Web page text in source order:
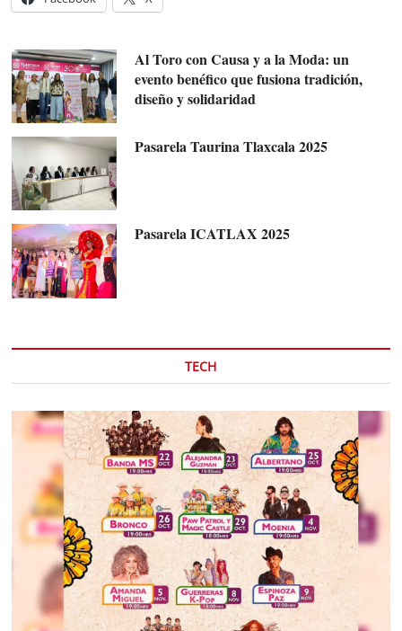
Al Toro con Causa y a la Moda: un
evento benéfico que fusiona tradición,
diseño y solidaridad
Pasarela Taurina Tlaxcala 2025
Pasarela ICATLAX 2025
TECH